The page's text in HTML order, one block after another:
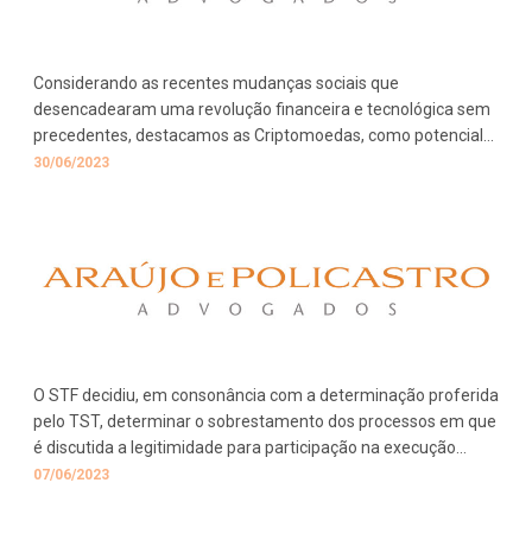
Considerando as recentes mudanças sociais que
desencadearam uma revolução financeira e tecnológica sem
precedentes, destacamos as Criptomoedas, como potencial
forma de pagamento, causando questionamentos nas
30/06/2023
O STF decidiu, em consonância com a determinação proferida
pelo TST, determinar o sobrestamento dos processos em que
é discutida a legitimidade para participação na execução
trabalhista de empresa que não tenha feito parte da fase de
07/06/2023